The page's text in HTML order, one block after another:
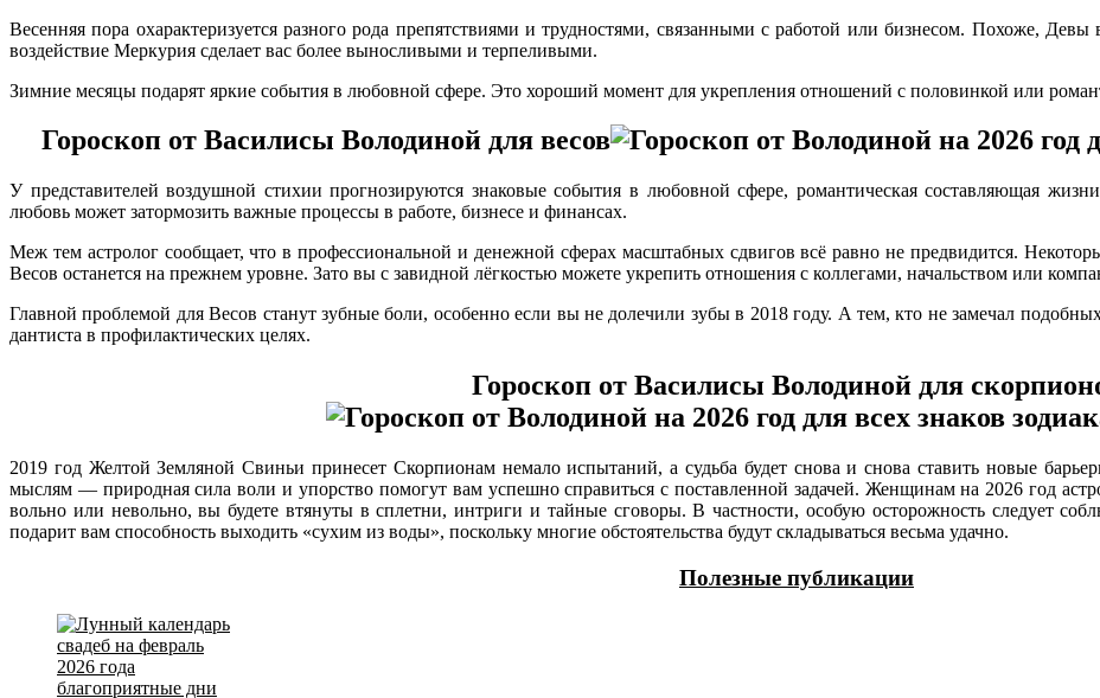
Весенняя пора охарактеризуется разного рода препятствиями и трудностями, связанными с работой или бизнесом. Похоже,
воздействие Меркурия сделает вас более выносливыми и терпеливыми.
Зимние месяцы подарят яркие события в любовной сфере. Это хороший момент для укрепления отношений с половинкой или
Гороскоп от Василисы Володиной для весов
У представителей воздушной стихии прогнозируются знаковые события в любовной сфере, романтическая составляющая
любовь может затормозить важные процессы в работе, бизнесе и финансах.
Меж тем астролог сообщает, что в профессиональной и денежной сферах масштабных сдвигов всё равно не предвидится.
Весов останется на прежнем уровне. Зато вы с завидной лёгкостью можете укрепить отношения с коллегами, начальством или
Главной проблемой для Весов станут зубные боли, особенно если вы не долечили зубы в 2018 году. А тем, кто не замечал
дантиста в профилактических целях.
Гороскоп от Василисы Володиной для
2019 год Желтой Земляной Свиньи принесет Скорпионам немало испытаний, а судьба будет снова и снова ставить новые
мыслям — природная сила воли и упорство помогут вам успешно справиться с поставленной задачей. Женщинам на 2026 год
вольно или невольно, вы будете втянуты в сплетни, интриги и тайные сговоры. В частности, особую осторожность следует
подарит вам способность выходить «сухим из воды», поскольку многие обстоятельства будут складываться весьма удачно.
Полезные публикации